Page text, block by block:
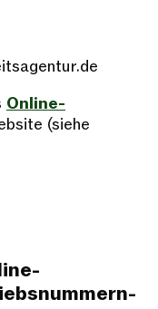
Online-
(siehe